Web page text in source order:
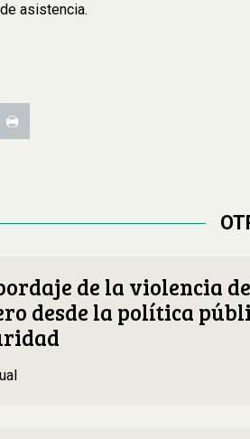
asistencia.
de la violencia de
desde la política